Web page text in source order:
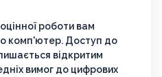
роботи вам
комп'ютер. Доступ до
відкритим
вимог до цифрових